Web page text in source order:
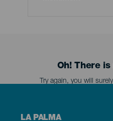
Oh! There
Try again, you will
Menú
LA PALMA